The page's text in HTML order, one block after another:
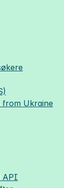
Ukraine
API